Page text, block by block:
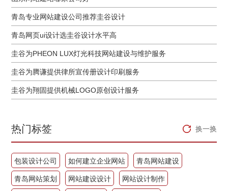
青岛专业网站建设公司推荐圭谷设计
青岛网页ui设计选圭谷设计水平高
圭谷为PHEON LUX灯光科技网站建设与维护服务
圭谷为腾谦提供律所宣传册设计印刷服务
圭谷为翔固提供机械LOGO原创设计服务
热门标签 换一换
包装设计公司 如何建立企业网站 青岛网站建设
青岛网站策划 网站建设设计 网站设计制作